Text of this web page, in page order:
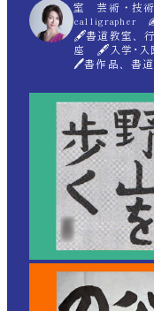
室 芸術・技
calligrapher
🖋書道教室、
座 🖋入学･入
🖊書作品、書